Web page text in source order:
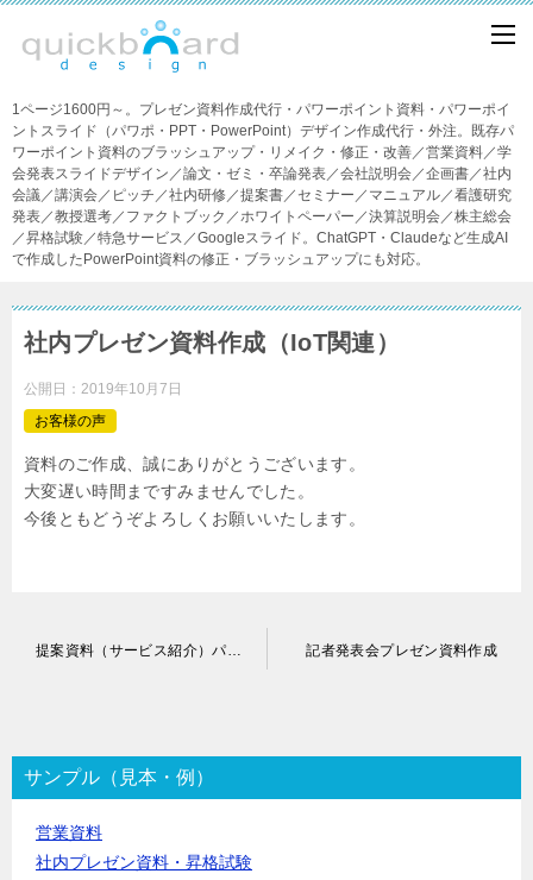
1ページ1600円～。プレゼン資料作成代行・パワーポイント資料・パワーポイ
ントスライド（パワポ・PPT・PowerPoint）デザイン作成代行・外注。既存パ
ワーポイント資料のブラッシュアップ・リメイク・修正・改善／営業資料／学
会発表スライドデザイン／論文・ゼミ・卒論発表／会社説明会／企画書／社内
会議／講演会／ピッチ／社内研修／提案書／セミナー／マニュアル／看護研究
発表／教授選考／ファクトブック／ホワイトペーパー／決算説明会／株主総会
／昇格試験／特急サービス／Googleスライド。ChatGPT・Claudeなど生成AI
で作成したPowerPoint資料の修正・ブラッシュアップにも対応。
社内プレゼン資料作成（IoT関連）
公開日： 2019年10月7日
お客様の声
資料のご作成、誠にありがとうございます。
大変遅い時間まですみませんでした。
今後ともどうぞよろしくお願いいたします。
ゲ
ー
シ
記者発表会プレゼン資料作成
サンプル（見本・例）
営業資料
社内プレゼン資料・昇格試験